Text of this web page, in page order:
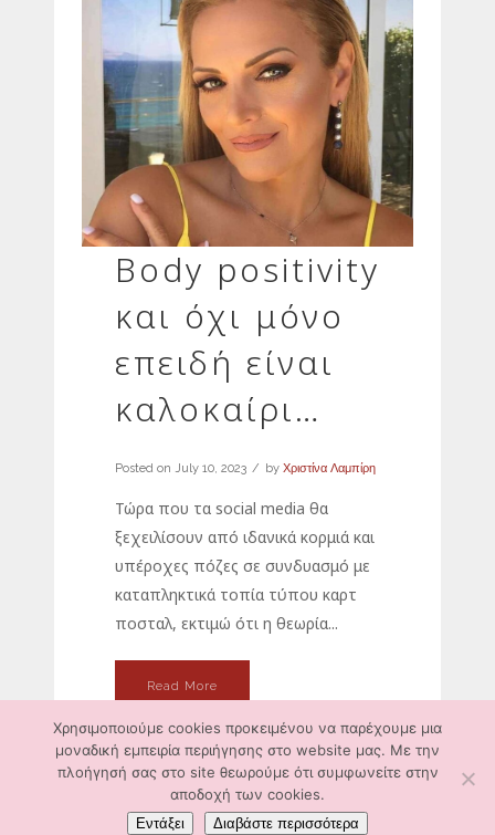
Body positivity
και όχι μόνο
επειδή είναι
καλοκαίρι…
Posted on July 10, 2023 by Χριστίνα Λαμπίρη
Τώρα που τα social media θα
ξεχειλίσουν από ιδανικά κορμιά και
υπέροχες πόζες σε συνδυασμό με
καταπληκτικά τοπία τύπου καρτ
ποσταλ, εκτιμώ ότι η θεωρία...
Read More
Χρησιμοποιούμε cookies προκειμένου να παρέχουμε μια
μοναδική εμπειρία περιήγησης στο website μας. Με την
πλοήγησή σας στο site θεωρούμε ότι συμφωνείτε στην
αποδοχή των cookies.
Εντάξει Διαβάστε περισσότερα